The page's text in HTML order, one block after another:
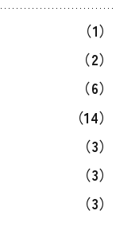
（1）
（2）
（6）
（14）
（3）
（3）
（3）